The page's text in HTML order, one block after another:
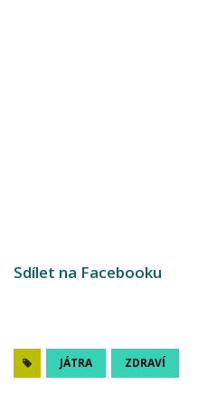
Sdílet na Facebooku
JÁTRA ZDRAVÍ